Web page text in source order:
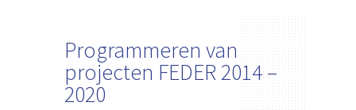
Programmeren van
projecten FEDER 2014 –
2020